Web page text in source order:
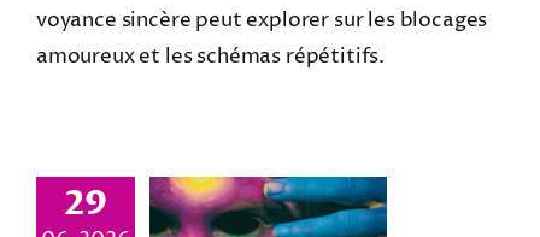
voyance sincère peut explorer sur les blocages
amoureux et les schémas répétitifs.
29